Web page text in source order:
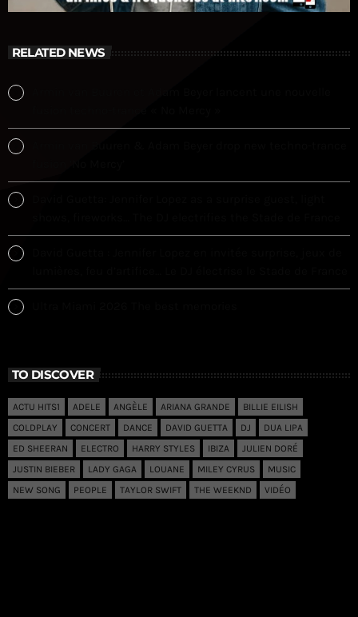
RELATED NEWS
TO DISCOVER
ACTU HITS1 ADELE ANGÈLE ARIANA GRANDE
BILLIE EILISH
COLDPLAY
CONCERT DANCE DAVID GUETTA DJ
DUA LIPA
ED SHEERAN
ELECTRO HARRY STYLES IBIZA
JULIEN DORÉ
JUSTIN BIEBER
LADY GAGA LOUANE MILEY CYRUS
MUSIC
NEW SONG
PEOPLE TAYLOR SWIFT THE WEEKND VIDÉO